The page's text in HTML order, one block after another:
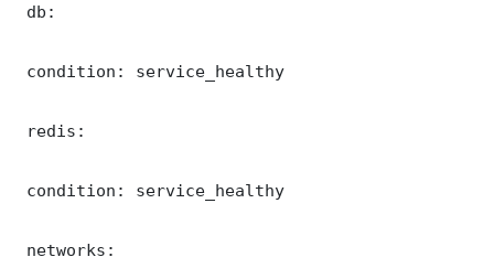
db:
condition: service_healthy
redis:
condition: service_healthy
networks: